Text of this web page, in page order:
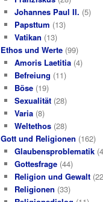
Johannes Paul II. (5)
Papsttum (13)
Vatikan (13)
Ethos und Werte (99)
Amoris Laetitia(4)
Befreiung (11)
Böse(19)
Sexualität(28)
Varia(8)
Weltethos(28)
Gott und Religionen (162)
Glaubensproblematik
Gottesfrage(44)
Religion und Gewalt
Religionen (33)